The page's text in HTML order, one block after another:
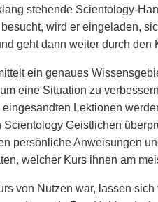
stehende Scientology-
wird er eingeladen,
geht dann weiter durch den
ein genaues
eine Situation zu
Lektionen
Scientology Geistlichen
persönliche Anweisungen
welcher Kurs ihnen am
von Nutzen war, lassen